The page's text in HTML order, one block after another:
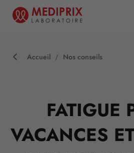
Accueil Nos conseils
FATIGUE
VACANCES